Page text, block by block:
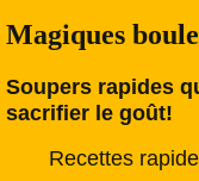
Magiques
Soupers rapides
sacrifier le goût!
Recettes